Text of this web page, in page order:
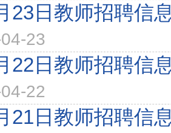
23日教师招聘信
23
22日教师招聘信
22
21日教师招聘信